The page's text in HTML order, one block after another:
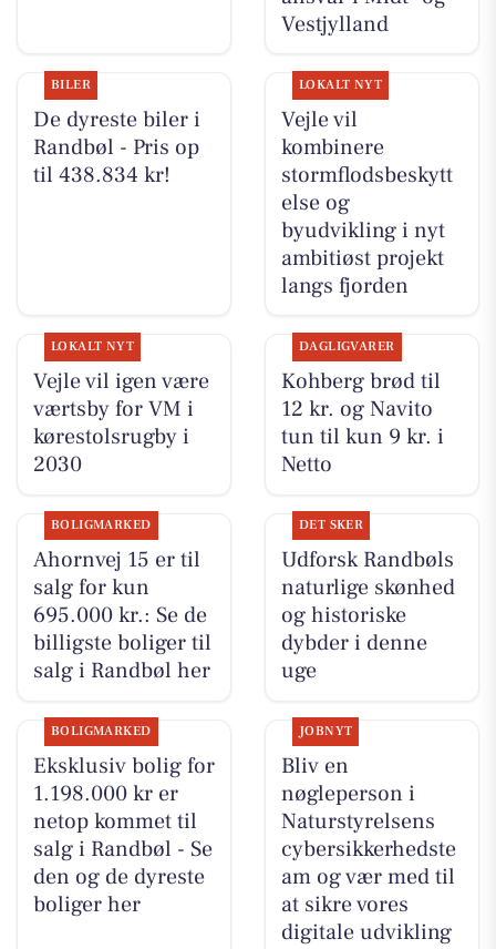
Vestjylland
BILER
De dyreste biler i
Randbøl - Pris op
til 438.834 kr!
LOKALT NYT
Vejle vil
kombinere
stormflodsbeskytt
else og
byudvikling i nyt
ambitiøst projekt
langs fjorden
LOKALT NYT
Vejle vil igen være
værtsby for VM i
kørestolsrugby i
2030
DAGLIGVARER
Kohberg brød til
12 kr. og Navito
tun til kun 9 kr. i
Netto
BOLIGMARKED
Ahornvej 15 er til
salg for kun
695.000 kr.: Se de
billigste boliger til
salg i Randbøl her
DET SKER
Udforsk Randbøls
naturlige skønhed
og historiske
dybder i denne
uge
BOLIGMARKED
Eksklusiv bolig for
1.198.000 kr er
netop kommet til
salg i Randbøl - Se
den og de dyreste
boliger her
JOBNYT
Bliv en
nøgleperson i
Naturstyrelsens
cybersikkerhedste
am og vær med til
at sikre vores
digitale udvikling